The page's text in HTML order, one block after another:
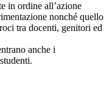
in ordine all’azione
nonché quello
tra docenti, genitori ed
anche i